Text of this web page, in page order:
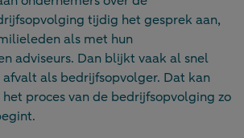
tijdig het gesprek aan,
als met hun
adviseurs. Dan blijkt vaak al snel
als bedrijfsopvolger. Dat kan
proces van de bedrijfsopvolging zo